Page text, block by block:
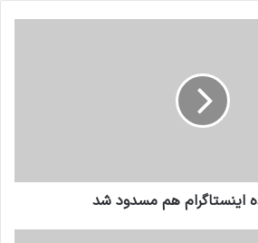
اینستاگرام هم مسدود شد